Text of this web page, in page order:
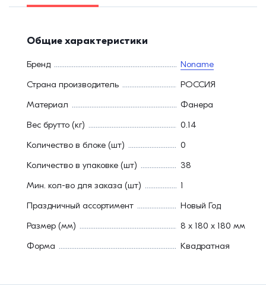
Общие характеристики
Бренд
Noname
Страна производитель
РОССИЯ
Материал
Фанера
Вес брутто (кг)
0.14
Количество в блоке (шт)
0
Количество в упаковке (шт)
38
Мин. кол-во для заказа (шт)
1
Праздничный ассортимент
Новый Год
Размер (мм)
8 х 180 х 180 мм
Форма
Квадратная